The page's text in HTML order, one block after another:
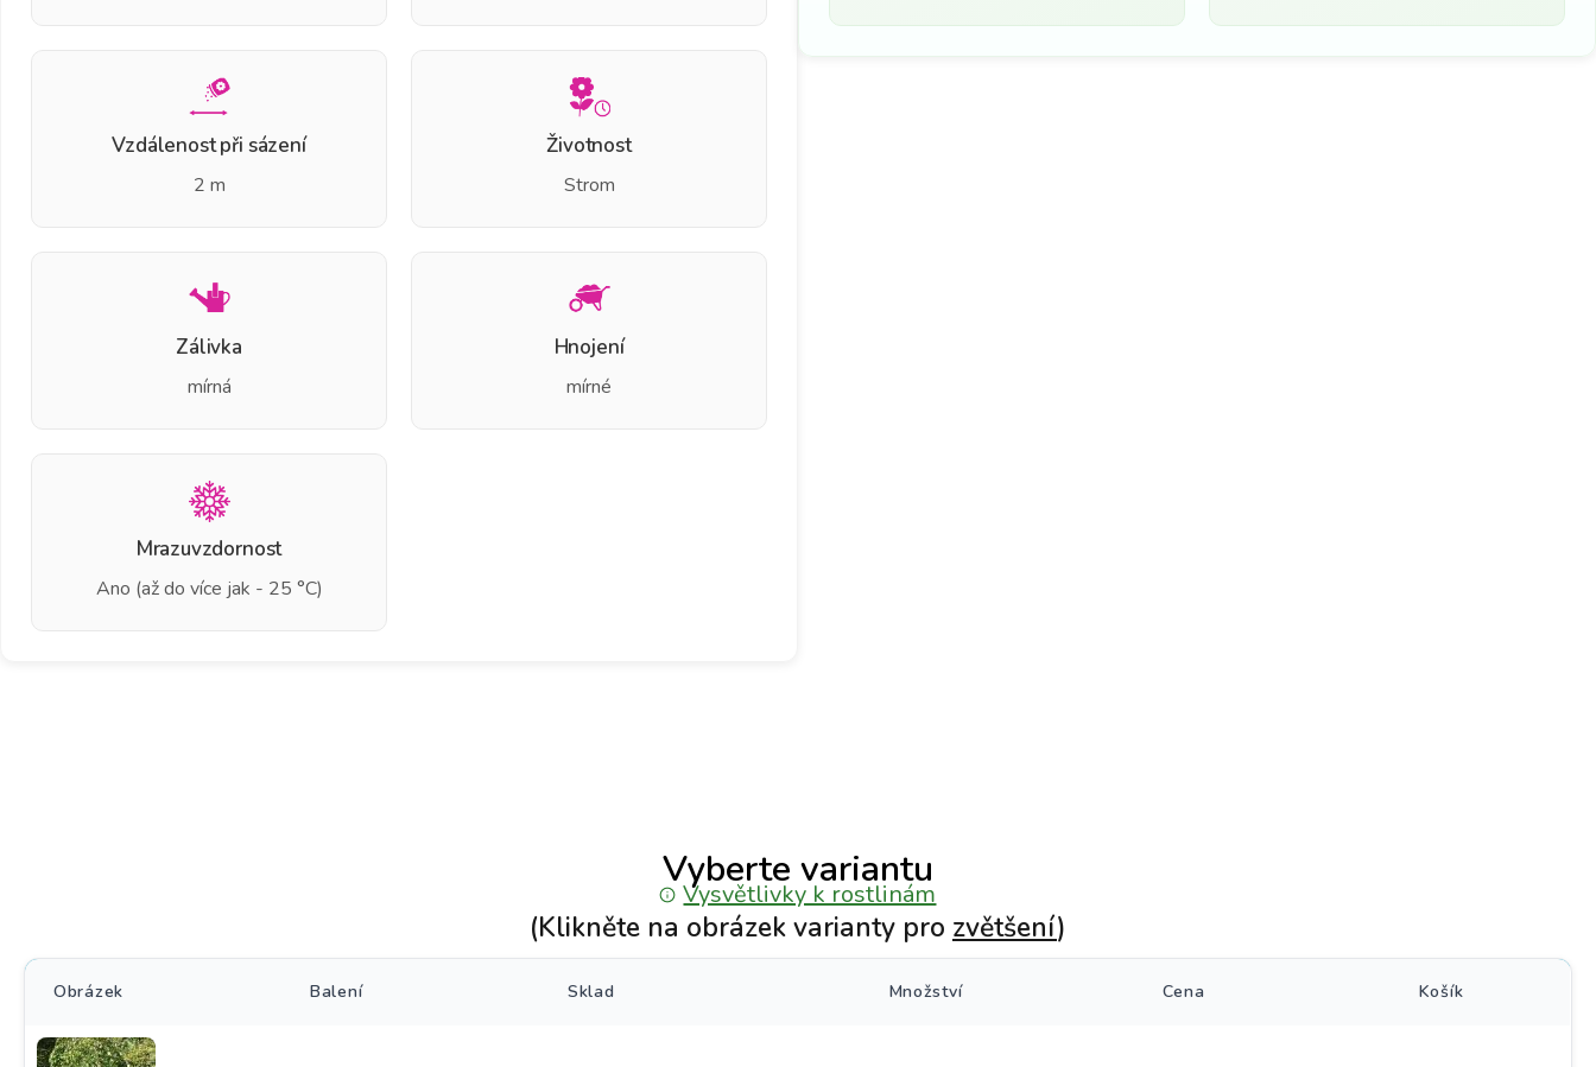
Vzdálenost při sázení
2 m
Životnost
Strom
Zálivka
mírná
Hnojení
mírné
Mrazuvzdornost
Ano (až do více jak - 25 °C)
Vyberte variantu
Vysvětlivky k rostlinám
(Klikněte na obrázek varianty pro zvětšení)
Obrázek Balení Sklad Množství Cena Košík